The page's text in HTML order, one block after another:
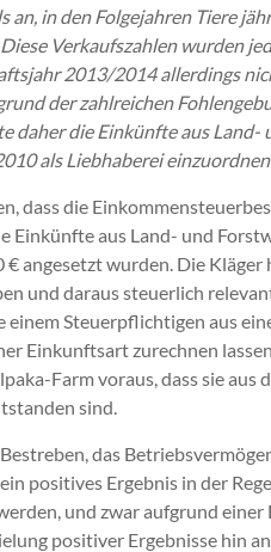
an, in den Folgejahren Tiere
Verkaufszahlen wurden
2013/2014 allerdings
der zahlreichen
daher die Einkünfte aus
als Liebhaberei einzuordnen
dass die
Einkünfte aus Land- und
angesetzt wurden. Die
und daraus steuerlich
Steuerpflichtigen aus
Einkunftsart zurechnen
Farm voraus, dass sie
sind.
das
positives Ergebnis in der
und zwar aufgrund
positiver Ergebnisse hin